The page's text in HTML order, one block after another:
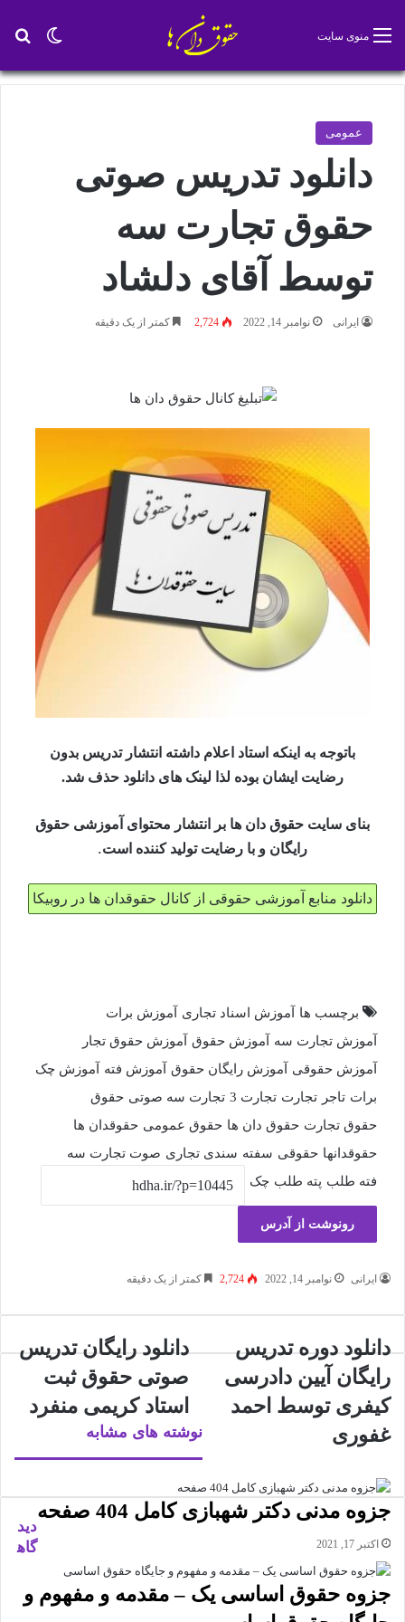
تغییر منوی سایت
عمومی
دانلود تدریس صوتی
حقوق تجارت سه
توسط آقای دلشاد
ایرانی نوامبر 14, 2022 2,724 کمتر از یک دقیقه
باتوجه به اینکه استاد اعلام داشته انتشار تدریس بدون
رضایت ایشان بوده لذا لینک های دانلود حذف شد.
بنای سایت حقوق دان ها بر انتشار محتوای آموزشی حقوق
رایگان و با رضایت تولید کننده است.
دانلود منابع آموزشی حقوقی از کانال حقوقدان ها در روبیکا
برچسب ها آموزش اسناد تجاری آموزش برات
آموزش تجارت سه آموزش حقوق آموزش حقوق تجار
آموزش حقوقی آموزش رایگان حقوق آموزش فته آموزش چک
برات تاجر تجارت تجارت 3 تجارت سه صوتی حقوق
حقوق تجارت حقوق دان ها حقوق عمومی حقوقدان ها
حقوقدانها حقوقی سفته سندی تجاری صوت تجارت سه
فته طلب پته طلب چک
رونوشت از آدرس
ایرانی نوامبر 14, 2022 2,724 کمتر از یک دقیقه
دانلود دوره تدریس
رایگان آیین دادرسی
کیفری توسط احمد
غفوری
دانلود رایگان تدریس
صوتی حقوق ثبت
استاد کریمی منفرد
نوشته های مشابه
جزوه مدنی دکتر شهبازی کامل 404 صفحه
اکتبر 17, 2021
جزوه حقوق اساسی یک – مقدمه و مفهوم و
دید
گاه